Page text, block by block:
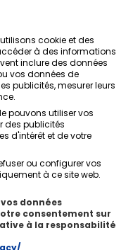
de confidentialité
Conditions générales
Politique des Cookies
Politique de sécurité
Avis légal
ixigo
cookie et des
à des informations
inclure des données
vos données de
publicités, mesurer leurs
pouvons utiliser vos
des publicités
d'intérêt et de votre
ou configurer vos
à ce site web.
données
consentement sur
à la responsabilité